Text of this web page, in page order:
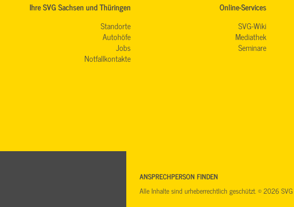
Ihre SVG Sachsen und Thüringen
Standorte
Autohöfe
Jobs
Notfallkontakte
Online-Services
SVG-Wiki
Mediathek
Seminare
ANSPRECHPERSON FINDEN
Alle Inhalte sind urheberrechtlich geschützt. © 2026 SVG